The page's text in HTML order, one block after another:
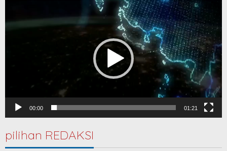
00:00 01:21
pilihan REDAKSI